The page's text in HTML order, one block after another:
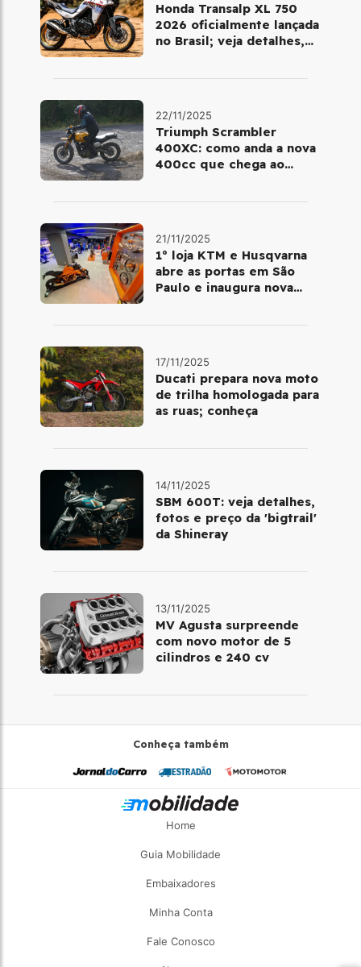
Honda Transalp XL 750
2026 oficialmente lançada
no Brasil; veja detalhes,
22/11/2025
Triumph Scrambler
400XC: como anda a nova
400cc que chega ao
21/11/2025
1º loja KTM e Husqvarna
abre as portas em São
Paulo e inaugura nova
17/11/2025
Ducati prepara nova moto
de trilha homologada para
as ruas; conheça
14/11/2025
SBM 600T: veja detalhes,
fotos e preço da 'bigtrail'
da Shineray
13/11/2025
MV Agusta surpreende
com novo motor de 5
cilindros e 240 cv
Conheça também
Home
Guia Mobilidade
Embaixadores
Minha Conta
Fale Conosco